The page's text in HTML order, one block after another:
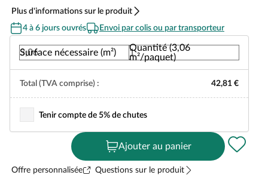
Plus d'informations sur le produit
4 à 6 jours ouvrés
Envoi par colis ou par transporteur
Surface nécessaire (m²)
Quantité (3,06
m²/paquet)
Total (TVA comprise) : 42,81 €
Tenir compte de 5% de chutes
Ajouter au panier
Offre personnalisée Questions sur le produit